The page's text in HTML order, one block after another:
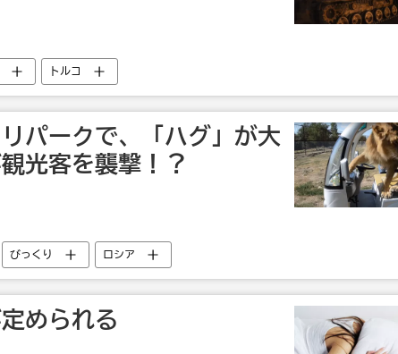
トルコ
パークで、「ハグ」が大
光客を襲撃！？
びっくり ロシア
められる